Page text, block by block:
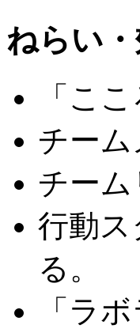
ねらい
「こ
チー
チー
行動
る。
「ラ